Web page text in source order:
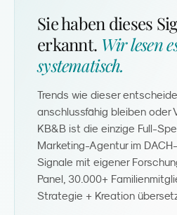
Sie haben dieses
erkannt. Wir lesen
systematisch.
Trends wie dieser
anschlussfähig bleiben oder
KB&B ist die einzige Full-
Marketing-Agentur im
Signale mit eigener
Panel, 30.000+
Strategie + Kreation